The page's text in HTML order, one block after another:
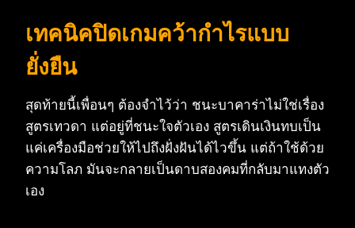
เทคนิคปิดเกมคว้ากำไรแบบ
ยั่งยืน
สุดท้ายนี้เพื่อนๆ ต้องจำไว้ว่า ชนะบาคาร่าไม่ใช่เรื่อง
สูตรเทวดา แต่อยู่ที่ชนะใจตัวเอง สูตรเดินเงินทบเป็น
แค่เครื่องมือช่วยให้ไปถึงฝั่งฝันได้ไวขึ้น แต่ถ้าใช้ด้วย
ความโลภ มันจะกลายเป็นดาบสองคมที่กลับมาแทงตัว
เอง